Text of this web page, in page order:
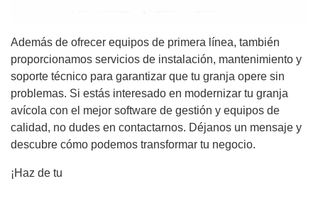
Además de ofrecer equipos de primera línea, también
proporcionamos servicios de instalación, mantenimiento y
soporte técnico para garantizar que tu granja opere sin
problemas. Si estás interesado en modernizar tu granja
avícola con el mejor software de gestión y equipos de
calidad, no dudes en contactarnos. Déjanos un mensaje y
descubre cómo podemos transformar tu negocio.
¡Haz de tu